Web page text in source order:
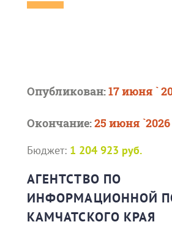
Опубликован:17 июня `
Окончание:25 июня `2026
Бюджет: 1 204 923 руб.
АГЕНТСТВО ПО
ИНФОРМАЦИОННОЙ
КАМЧАТСКОГО КРАЯ